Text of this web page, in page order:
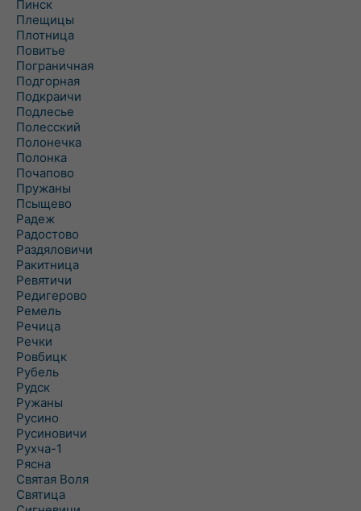
Пинск
Плещицы
Плотница
Повитье
Пограничная
Подгорная
Подкраичи
Подлесье
Полесский
Полонечка
Полонка
Почапово
Пружаны
Псыщево
Радеж
Радостово
Раздяловичи
Ракитница
Ревятичи
Редигерово
Ремель
Речица
Речки
Ровбицк
Рубель
Рудск
Ружаны
Русино
Русиновичи
Рухча-1
Рясна
Святая Воля
Святица